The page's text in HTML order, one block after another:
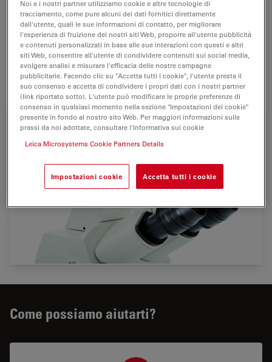
2 Mpixelper documentazionedettagliatadi campioni
fluorescenti. Perfettamente studiata per complesse
applicazioni di fluorescenzadovute adalta sensibilità
in combinazione conraffreddamento efficace
Come possiamo aiutarti?
Noi e i nostri partner utilizziamo cookie e altre tecnologie di
tracciamento, come pure alcuni dei dati fornitici direttamente
dall'utente, quali le sue informazioni di contatto, per migliorare
l'esperienza di fruizione dei nostri siti Web, proporre all'utente pubblicità
e contenuti personalizzati in base alle sue interazioni con questi e altri
siti Web, consentire all'utente di condividere contenuti sui social media,
svolgere analisi e misurare l'efficacia delle nostre campagne
pubblicitarie. Facendo clic su "Accetta tutti i cookie", l'utente presta il
suo consenso e accetta di condividere i propri dati con i nostri partner
(link riportato sotto). L'utente può modificare le proprie preferenze di
consenso in qualsiasi momento nella sezione "Impostazioni dei cookie"
presente in fondo al nostro sito Web. Per maggiori informazioni sulle
prassi da noi adottate, consultare l'Informativa sui cookie
Leica Microsystems Cookie Partners Details
Impostazioni cookie Accetta tutti i cookie